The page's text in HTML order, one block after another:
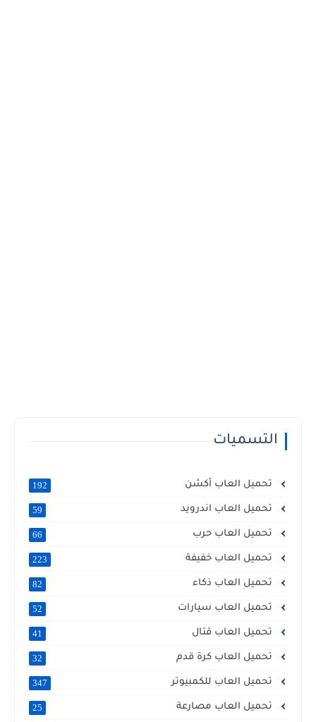
التسميات
تحميل العاب أكشن 192
تحميل العاب اندرويد 59
تحميل العاب حرب 66
تحميل العاب خفيفة 223
تحميل العاب ذكاء 82
تحميل العاب سيارات 52
تحميل العاب قتال 41
تحميل العاب كرة قدم 32
تحميل العاب للكمبيوتر 347
تحميل العاب مصارعة 25